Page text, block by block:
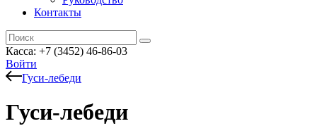
Контакты
Касса: +7 (3452) 46-86-03
Войти
Гуси-лебеди
Гуси-лебеди